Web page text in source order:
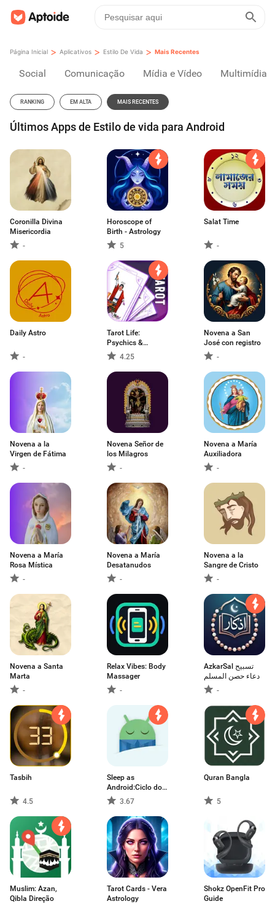
Página Inicial > Aplicativos > Estilo De Vida > Mais Recentes
Social Comunicação Mídia e Vídeo Multimídia
RANKING EM ALTA MAIS RECENTES
Últimos Apps de Estilo de vida para Android
Coronilla Divina
Misericordia
-
Horoscope of
Birth - Astrology
5
Salat Time
-
Daily Astro
-
Tarot Life:
Psychics &
Healers
4.25
Novena a San
José con registro
-
Novena a la
Virgen de Fátima
-
Novena Señor de
los Milagros
-
Novena a María
Auxiliadora
-
Novena a María
Rosa Mística
-
Novena a María
Desatanudos
-
Novena a la
Sangre de Cristo
-
Novena a Santa
Marta
-
Relax Vibes: Body
Massager
-
AzkarSal تسبيح
دعاء حصن المسلم
-
Tasbih
4.5
Sleep as
Android:Ciclo do
sono3.67
Quran Bangla
5
Muslim: Azan,
Qibla Direção
Tarot Cards - Vera
Astrology
Shokz OpenFit Pro
Guide